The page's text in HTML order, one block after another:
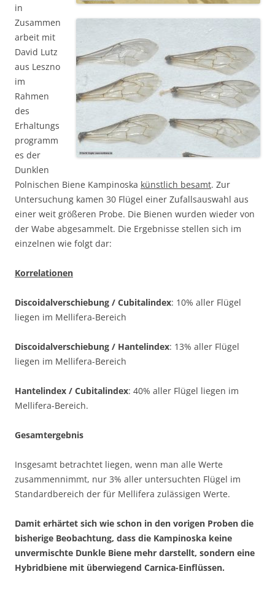
in
Zusammen
arbeit mit
David Lutz
aus Leszno
im
Rahmen
des
Erhaltungs
programm
es der
Dunklen
Polnischen Biene Kampinoska künstlich besamt. Zur
Untersuchung kamen 30 Flügel einer Zufallsauswahl aus
einer weit größeren Probe. Die Bienen wurden wieder von
der Wabe abgesammelt. Die Ergebnisse stellen sich im
einzelnen wie folgt dar:
Korrelationen
Discoidalverschiebung / Cubitalindex: 10% aller Flügel
liegen im Mellifera-Bereich
Discoidalverschiebung / Hantelindex: 13% aller Flügel
liegen im Mellifera-Bereich
Hantelindex / Cubitalindex: 40% aller Flügel liegen im
Mellifera-Bereich.
Gesamtergebnis
Insgesamt betrachtet liegen, wenn man alle Werte
zusammennimmt, nur 3% aller untersuchten Flügel im
Standardbereich der für Mellifera zulässigen Werte.
Damit erhärtet sich wie schon in den vorigen Proben die
bisherige Beobachtung, dass die Kampinoska keine
unvermischte Dunkle Biene mehr darstellt, sondern eine
Hybridbiene mit überwiegend Carnica-Einflüssen.